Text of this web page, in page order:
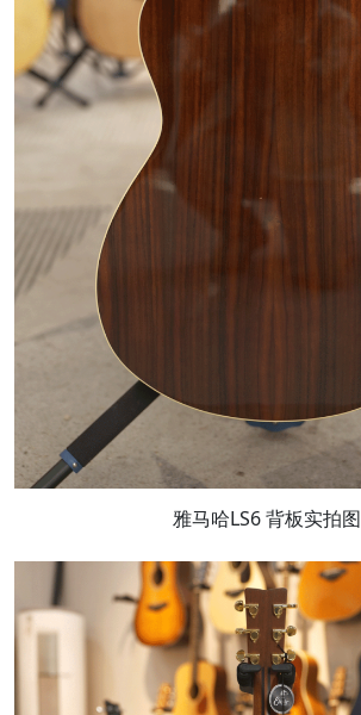
雅马哈LS6 背板实拍图